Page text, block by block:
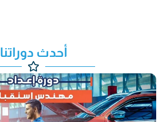
أحدث دوراتنا